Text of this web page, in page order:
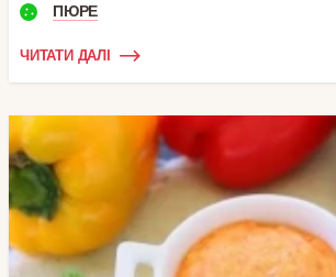
ПЮРЕ
ЧИТАТИ ДАЛІ